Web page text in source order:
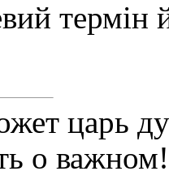
термін
царь
о важном!